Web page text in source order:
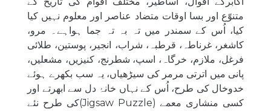
متنوّع اور بسا اوقات متضاد عناصر اور معلوم نہیں کیا
کیا، اُس کے سمندر میں تہ بہ تہ جما ہواہے۔ مرو،
کاشغر، غرناطہ، قرطبہ، شراب، انجیر، پوستین، طلائی
فرغل، ملازم، خرگاہ، اسپ، شطرنج، کنیزیں، مشعلیں،
پانی میں اترتی مرمر کی سیڑھیاں، یہ سب بکھرے ہوئے
خدوخال کی طرح، اُس کے نہاں خانۂ دل سے ابھرتے اور
کسی منشاری معمے (Jigsaw Puzzle)کی طرح نئے